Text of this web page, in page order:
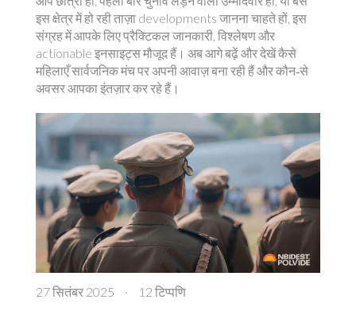
इस क्षेत्र में हो रही ताज़ा developments जानना चाहते हों, इस
संग्रह में आपके लिए प्रैक्टिकल जानकारी, विश्लेषण और
actionable इनसाइट्स मौजूद हैं। अब आगे बढ़ें और देखें कैसे
महिलाएँ सार्वजनिक मंच पर अपनी आवाज़ बना रही हैं और कौन‑से
अवसर आपका इंतज़ार कर रहे हैं।
27 सितंबर 2025 · 12 टिप्पणि